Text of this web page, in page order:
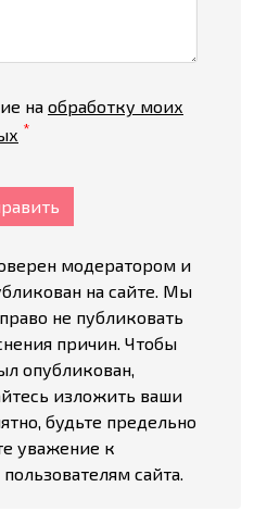
на обработку моих
*
модератором и
на сайте. Мы
не публиковать
причин. Чтобы
опубликован,
изложить ваши
будьте предельно
уважение к
сайта.